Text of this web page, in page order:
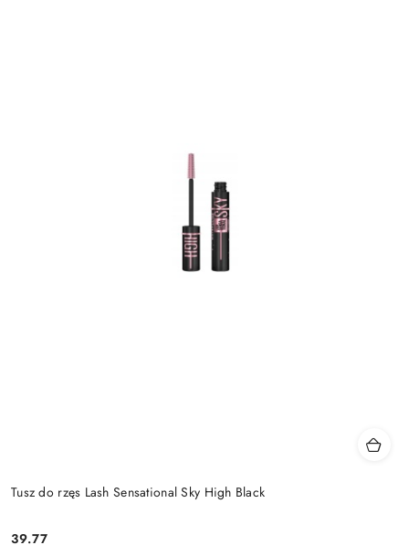
Tusz do rzęs Lash Sensational Sky High Black
39.77